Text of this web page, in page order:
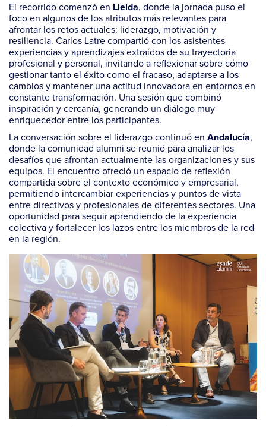
El recorrido comenzó en Lleida, donde la jornada puso el
foco en algunos de los atributos más relevantes para
afrontar los retos actuales: liderazgo, motivación y
resiliencia. Carlos Latre compartió con los asistentes
experiencias y aprendizajes extraídos de su trayectoria
profesional y personal, invitando a reflexionar sobre cómo
gestionar tanto el éxito como el fracaso, adaptarse a los
cambios y mantener una actitud innovadora en entornos en
constante transformación. Una sesión que combinó
inspiración y cercanía, generando un diálogo muy
enriquecedor entre los participantes.
La conversación sobre el liderazgo continuó en Andalucía,
donde la comunidad alumni se reunió para analizar los
desafíos que afrontan actualmente las organizaciones y sus
equipos. El encuentro ofreció un espacio de reflexión
compartida sobre el contexto económico y empresarial,
permitiendo intercambiar experiencias y puntos de vista
entre directivos y profesionales de diferentes sectores. Una
oportunidad para seguir aprendiendo de la experiencia
colectiva y fortalecer los lazos entre los miembros de la red
en la región.